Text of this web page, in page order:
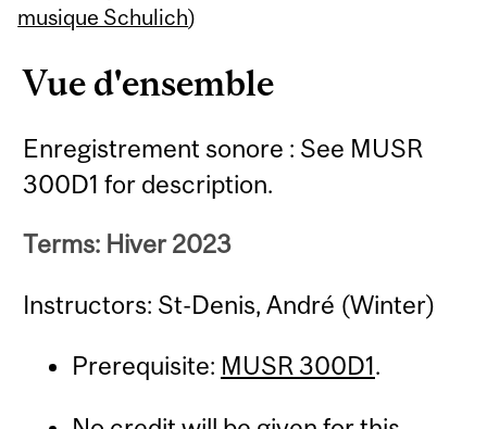
musique Schulich)
Vue d'ensemble
Enregistrement sonore : See MUSR
300D1 for description.
Terms: Hiver 2023
Instructors: St-Denis, André (Winter)
Prerequisite: MUSR 300D1.
Content